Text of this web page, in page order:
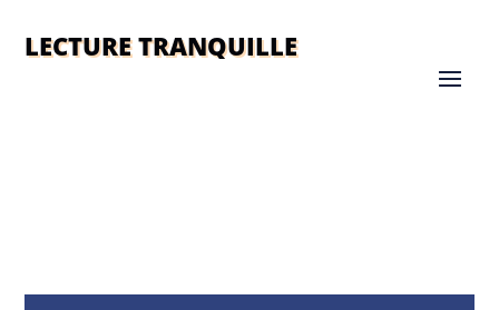
LECTURE TRANQUILLE